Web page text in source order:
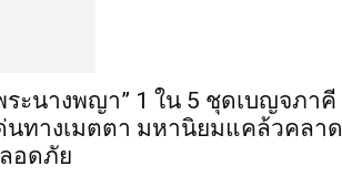
ระ​นาง​พญา” 1 ใน 5​ ชุดเบญจ​ภาคี​
นทางเมตตา​ มหา​นิยม​แคล้วคลาด​
อดภัย​